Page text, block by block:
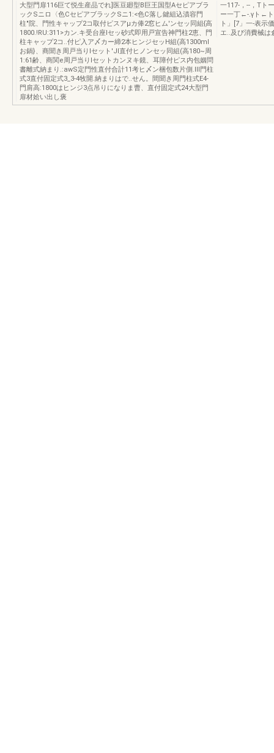
大型門扉116巨て悦生産品でれ]医豆廻型B巨王国型Aセピアブラ
ックSニロ〈色CセピアブラックSニ1:<色C落し鍵組込漬容門
柱"院、門性キャップ2コ取付ピスアμカ俸2窓ヒム'ンセッ同組{高
1800.!RU:311>カン.キ受台座lセッ砂式即用戸宣告神門柱2恵、門
柱キャップ2コ..付ピ入ア〆カー締2本ヒンジセッH組(高1300ml
お鍋}、商聞き周戸当りlセット'JI直付ヒノンセッ同組(高180~周
1:61齢、商関e周戸当りlセットカンヌキ鏡、耳障付ピス内包姻問
書離式納まり.:awS定門性直付合計11考ヒ〆ン梱包数片側.Ill門柱
式3直付固定式3_3-4牧開.納まりはで..せん。間聞き周門柱式E4-
門肩高:1800はヒンジ3点吊りになりま曹、直付固定式24大型門
扉材姶い出し褒
一117-，--，T
ー一丁←-.γト←
ト」[7」一-表示
エ..及び消費械は